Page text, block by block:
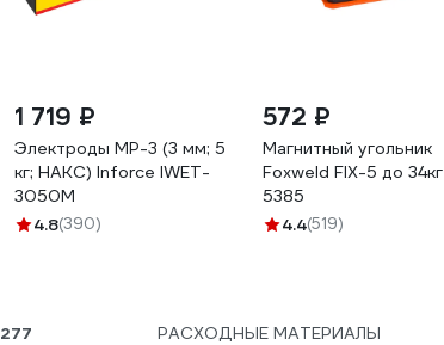
1 719 ₽
Электроды МР-3 (3 мм; 5
кг; НАКС) Inforce IWET-
3050M
4.8(390)
572 ₽
Магнитный угольник
Foxweld FIX-5 до 34кг
5385
4.4(519)
277 РАСХОДНЫЕ МАТЕРИАЛЫ